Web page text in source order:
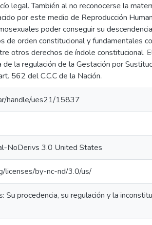
legal. También al no reconocerse la
por este medio de Reproducción
poder conseguir su
de orden constitucional y fundamentales
otros derechos de índole constitucional.
de la regulación de la Gestación por
562 del C.C.C de la Nación.
handle/ues21/15837
NoDerivs 3.0 United States
licenses/by-nc-nd/3.0/us/
Su procedencia, su regulación y la